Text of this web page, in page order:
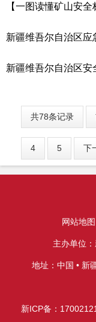
共78条记录
4 5 下
网站地图
主办单位
地址：中国 • 新
新ICP备：